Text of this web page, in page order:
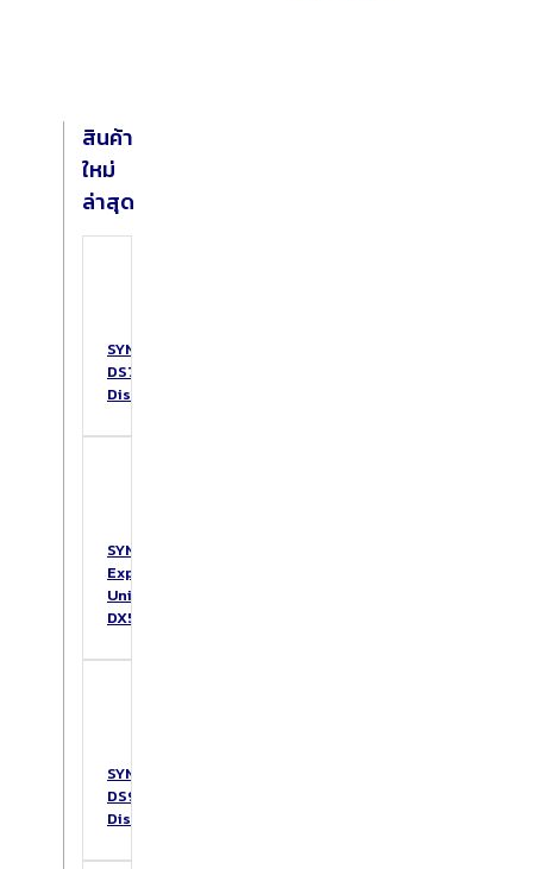
สินค้า
ใหม่
ล่าสุด
SYNOLOGY
DS725+
DiskStation
SYNOLOGY
Expansion
Unit
DX517
SYNOLOGY
DS925+
DiskStation